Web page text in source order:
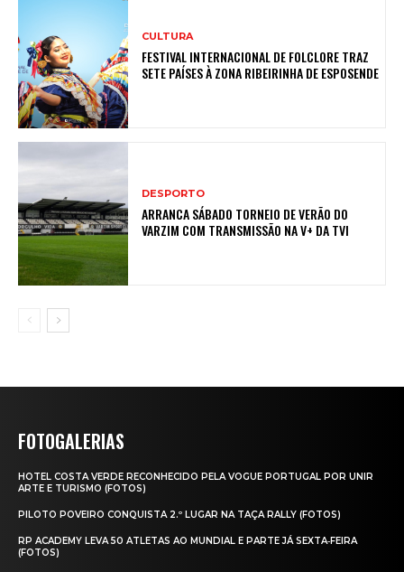
CULTURA
FESTIVAL INTERNACIONAL DE FOLCLORE TRAZ
SETE PAÍSES À ZONA RIBEIRINHA DE ESPOSENDE
DESPORTO
ARRANCA SÁBADO TORNEIO DE VERÃO DO
VARZIM COM TRANSMISSÃO NA V+ DA TVI
FOTOGALERIAS
HOTEL COSTA VERDE RECONHECIDO PELA VOGUE PORTUGAL POR UNIR
ARTE E TURISMO (FOTOS)
PILOTO POVEIRO CONQUISTA 2.º LUGAR NA TAÇA RALLY (FOTOS)
RP ACADEMY LEVA 50 ATLETAS AO MUNDIAL E PARTE JÁ SEXTA‑FEIRA
(FOTOS)